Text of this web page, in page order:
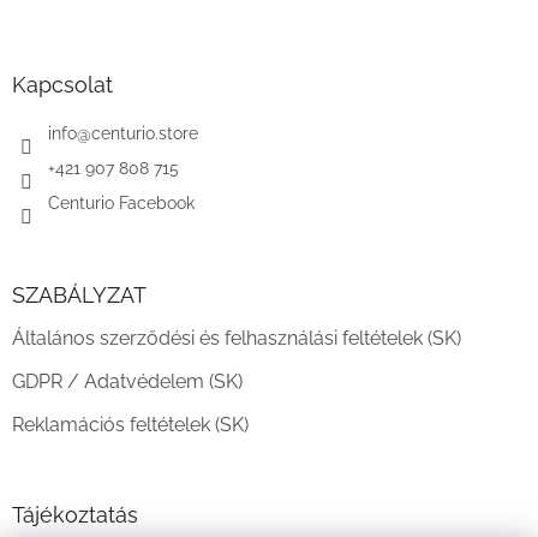
Kapcsolat
info@centurio.store
+421 907 808 715
Centurio Facebook
SZABÁLYZAT
Általános szerződési és felhasználási feltételek (SK)
GDPR / Adatvédelem (SK)
Reklamációs feltételek (SK)
Tájékoztatás